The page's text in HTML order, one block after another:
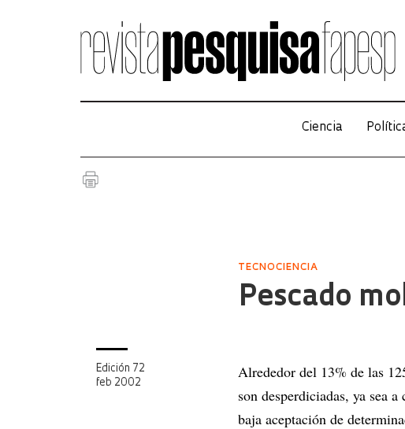
Ciencia
TECNOCIENCIA
Pescado
Edición 72
feb 2002
Alrededor del 13% de las
son desperdiciadas, ya sea
baja aceptación de